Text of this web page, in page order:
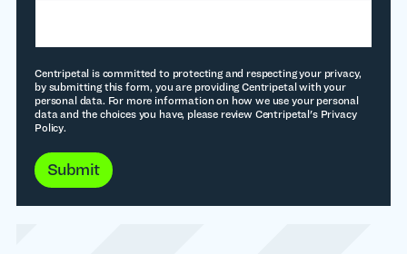
Centripetal is committed to protecting and respecting your privacy,
by submitting this form, you are providing Centripetal with your
personal data. For more information on how we use your personal
data and the choices you have, please review Centripetal's Privacy
Policy.
Submit